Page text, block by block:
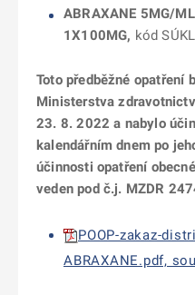
ABRAXANE 5MG/
1X100MG, kód
Toto předběžné opatření
Ministerstva
23. 8. 2022 a nabylo
kalendářním dnem po
účinnosti opatření
veden pod č.j. MZDR
POOP-zakaz-
ABRAXANE.pdf,